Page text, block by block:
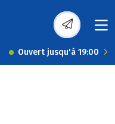
Ouvert jusqu'à 19:00